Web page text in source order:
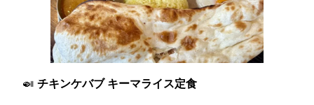
🍛 チキンケバブ キーマライス定食